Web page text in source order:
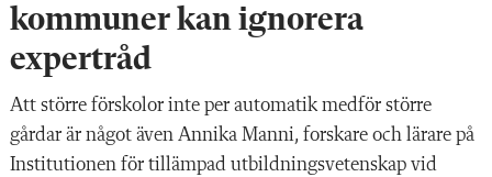
kommuner kan ignorera
expertråd
Att större förskolor inte per automatik medför större
gårdar är något även Annika Manni, forskare och lärare på
Institutionen för tillämpad utbildningsvetenskap vid